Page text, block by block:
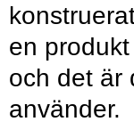
en produkt
och det är
använder.